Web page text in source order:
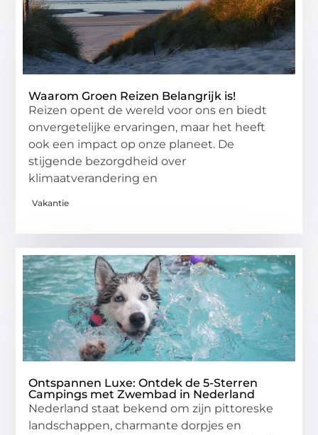
Waarom Groen Reizen Belangrijk is!
Reizen opent de wereld voor ons en biedt
onvergetelijke ervaringen, maar het heeft
ook een impact op onze planeet. De
stijgende bezorgdheid over
klimaatverandering en
Vakantie
Ontspannen Luxe: Ontdek de 5-Sterren
Campings met Zwembad in Nederland
Nederland staat bekend om zijn pittoreske
landschappen, charmante dorpjes en